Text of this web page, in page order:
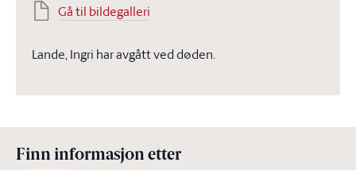
Gå til bildegalleri
Lande, Ingri har avgått ved døden.
Finn informasjon etter